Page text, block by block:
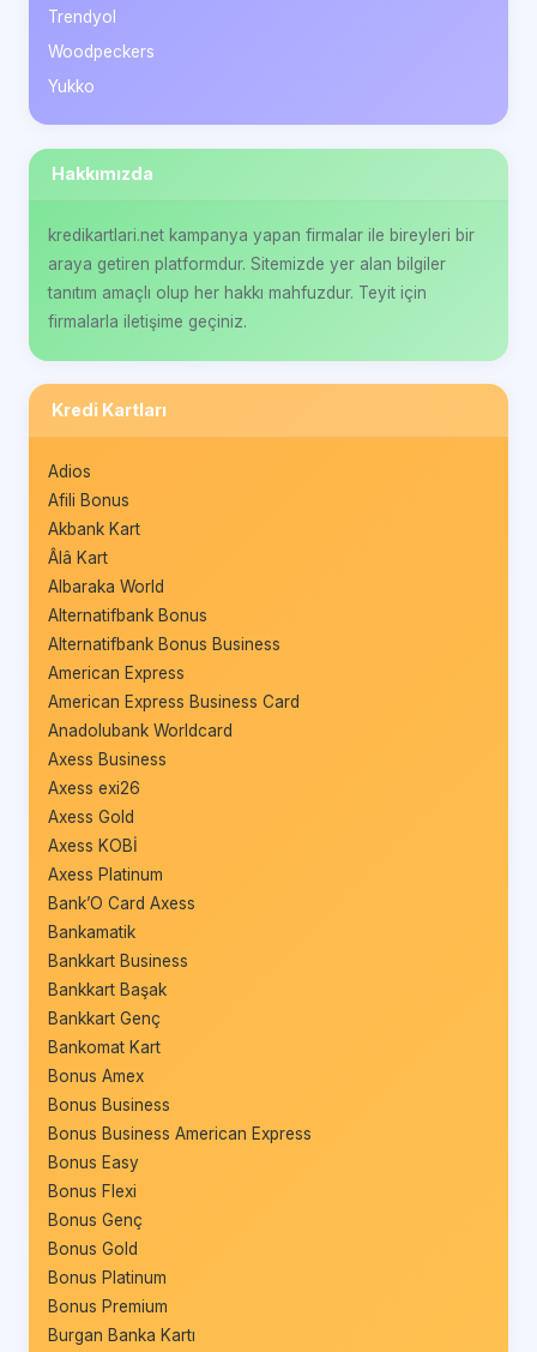
Trendyol
Woodpeckers
Yukko
Hakkımızda
kredikartlari.net kampanya yapan firmalar ile bireyleri bir
araya getiren platformdur. Sitemizde yer alan bilgiler
tanıtım amaçlı olup her hakkı mahfuzdur. Teyit için
firmalarla iletişime geçiniz.
Kredi Kartları
Adios
Afili Bonus
Akbank Kart
Âlâ Kart
Albaraka World
Alternatifbank Bonus
Alternatifbank Bonus Business
American Express
American Express Business Card
Anadolubank Worldcard
Axess Business
Axess exi26
Axess Gold
Axess KOBİ
Axess Platinum
Bank’O Card Axess
Bankamatik
Bankkart Business
Bankkart Başak
Bankkart Genç
Bankomat Kart
Bonus Amex
Bonus Business
Bonus Business American Express
Bonus Easy
Bonus Flexi
Bonus Genç
Bonus Gold
Bonus Platinum
Bonus Premium
Burgan Banka Kartı